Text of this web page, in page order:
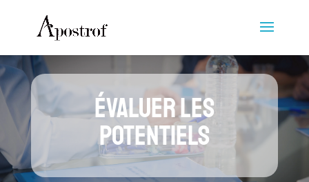
ÉVALUER LES
POTENTIELS